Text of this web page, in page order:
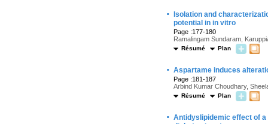
·
Isolation and
potential in in vitro
Page :177-180
Ramalingam Sundaram,
Résumé Plan
· Aspartame induces
Page :181-187
Arbind Kumar Choudhary,
Résumé Plan
· Antidyslipidemic effect of